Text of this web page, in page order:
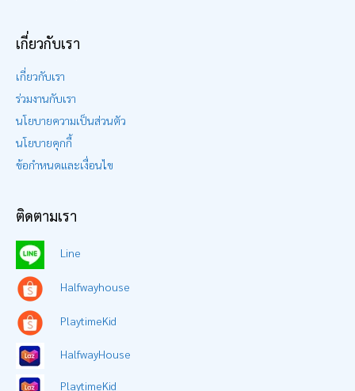
เกี่ยวกับเรา
เกี่ยวกับเรา
ร่วมงานกับเรา
นโยบายความเป็นส่วนตัว
นโยบายคุกกี้
ข้อกำหนดและเงื่อนไข
ติดตามเรา
Line
Halfwayhouse
PlaytimeKid
HalfwayHouse
PlaytimeKid